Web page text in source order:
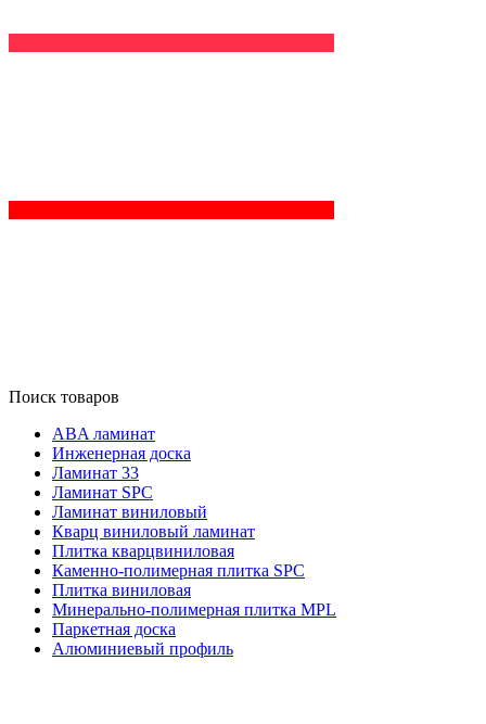
Поиск товаров
ABA ламинат
Инженерная доска
Ламинат 33
Ламинат SPC
Ламинат виниловый
Кварц виниловый ламинат
Плитка кварцвиниловая
Каменно-полимерная плитка SPC
Плитка виниловая
Минерально-полимерная плитка MPL
Паркетная доска
Алюминиевый профиль